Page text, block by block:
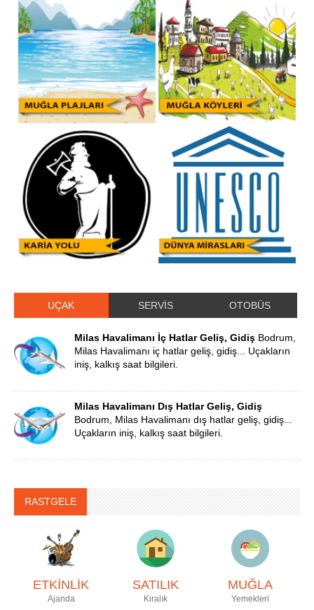
UÇAK SERVİS OTOBÜS
Milas Havalimanı İç Hatlar Geliş, Gidiş Bodrum,
Milas Havalimanı iç hatlar geliş, gidiş... Uçakların
iniş, kalkış saat bilgileri.
Milas Havalimanı Dış Hatlar Geliş, Gidiş
Bodrum, Milas Havalimanı dış hatlar geliş, gidiş...
Uçakların iniş, kalkış saat bilgileri.
RASTGELE
ETKİNLİK
Ajanda
SATILIK
Kiralık
MUĞLA
Yemekleri